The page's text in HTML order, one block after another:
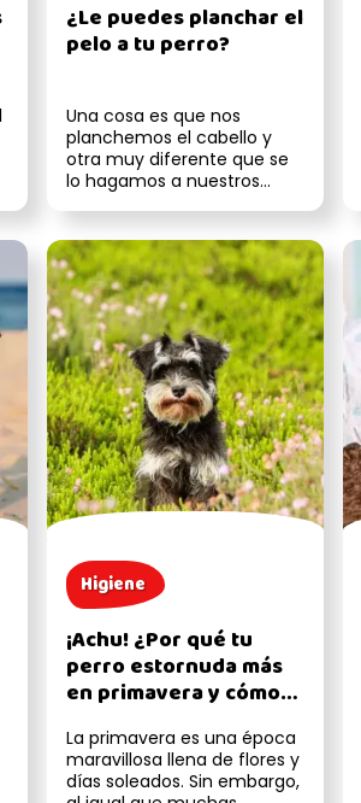
¿Le puedes planchar el
pelo a tu perro?
Una cosa es que nos
planchemos el cabello y
otra muy diferente que se
lo hagamos a nuestros
Higiene
¡Achu! ¿Por qué tu
perro estornuda más
en primavera y cómo
La primavera es una época
maravillosa llena de flores y
días soleados. Sin embargo,